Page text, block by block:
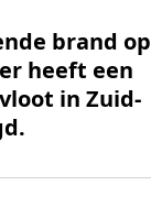
brand op
heeft een
in Zuid-